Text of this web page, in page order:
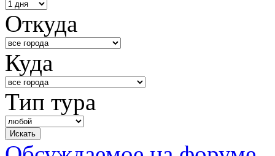
Откуда
Куда
Тип тура